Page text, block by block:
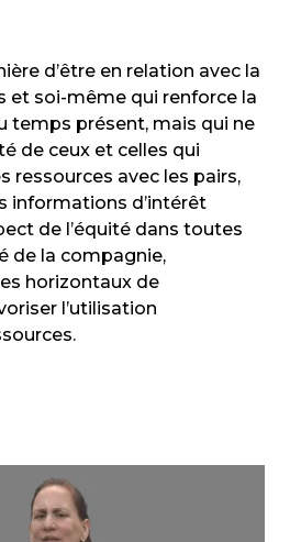
d’être en relation avec la
et soi-même qui renforce la
temps présent, mais qui ne
de ceux et celles qui
ressources avec les pairs,
informations d’intérêt
de l’équité dans toutes
de la compagnie,
horizontaux de
l’utilisation